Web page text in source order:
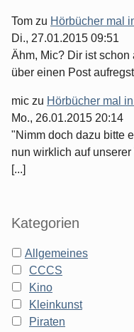
Tom zu Hörbücher mal
Di., 27.01.2015 09:51
Ähm, Mic? Dir ist
über einen Post
mic zu Hörbücher mal
Mo., 26.01.2015 20:14
"Nimm doch dazu bitte
nun wirklich auf
[...]
Kategorien
Allgemeines
CCCS
Kino
Kleinkunst
Piraten